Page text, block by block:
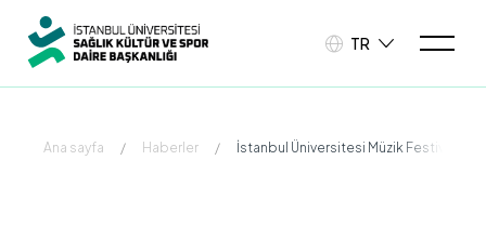
TR
Ana sayfa / Haberler / İstanbul Üniversitesi Müzik Festivali